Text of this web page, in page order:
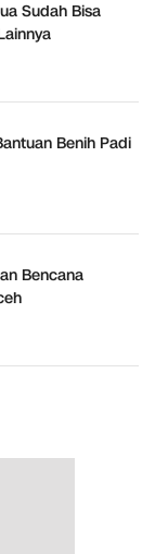
Sudah Bisa
Benih Padi
Bencana